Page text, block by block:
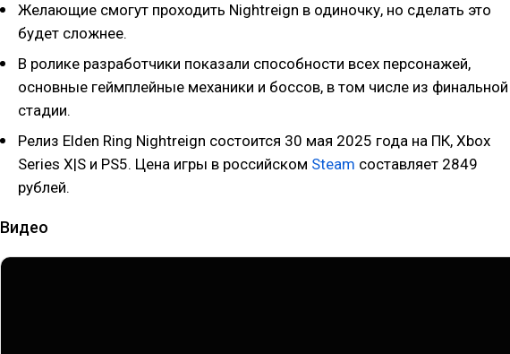
Желающие смогут проходить Nightreign в одиночку, но сделать это
будет сложнее.
В ролике разработчики показали способности всех персонажей,
основные геймплейные механики и боссов, в том числе из финальной
стадии.
Релиз Elden Ring Nightreign состоится 30 мая 2025 года на ПК, Xbox
Series X|S и PS5. Цена игры в российском Steam составляет 2849
рублей.
Видео